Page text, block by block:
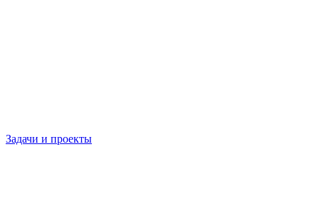
Задачи и проекты